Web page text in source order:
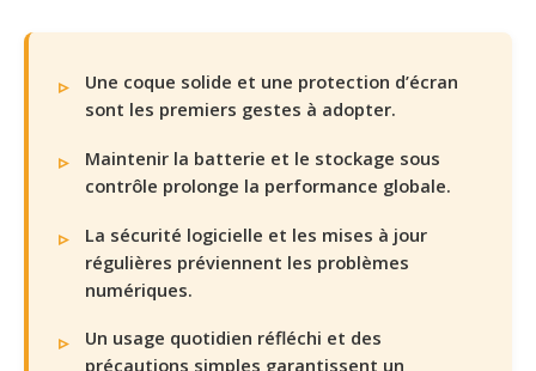
Une coque solide et une protection d’écran
sont les premiers gestes à adopter.
Maintenir la batterie et le stockage sous
contrôle prolonge la performance globale.
La sécurité logicielle et les mises à jour
régulières préviennent les problèmes
numériques.
Un usage quotidien réfléchi et des
précautions simples garantissent un